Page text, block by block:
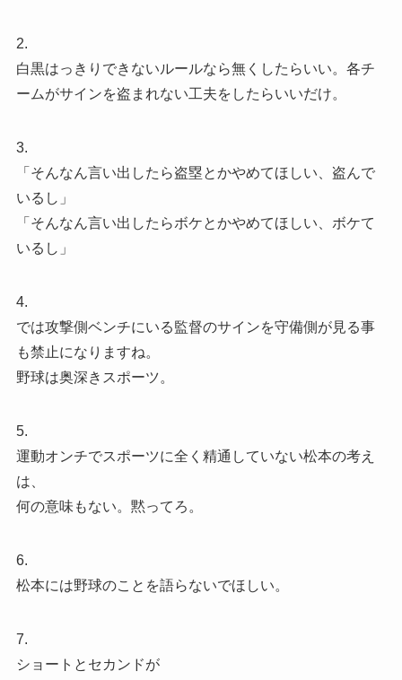
2.
白黒はっきりできないルールなら無くしたらいい。各チ
ームがサインを盗まれない工夫をしたらいいだけ。
3.
「そんなん言い出したら盗塁とかやめてほしい、盗んで
いるし」
「そんなん言い出したらボケとかやめてほしい、ボケて
いるし」
4.
では攻撃側ベンチにいる監督のサインを守備側が見る事
も禁止になりますね。
野球は奥深きスポーツ。
5.
運動オンチでスポーツに全く精通していない松本の考え
は、
何の意味もない。黙ってろ。
6.
松本には野球のことを語らないでほしい。
7.
ショートとセカンドが